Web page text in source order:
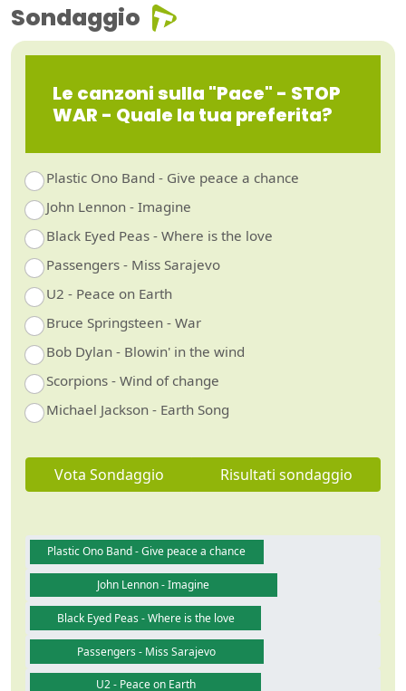
Sondaggio
Le canzoni sulla "Pace" - STOP
WAR - Quale la tua preferita?
Plastic Ono Band - Give peace a chance
John Lennon - Imagine
Black Eyed Peas - Where is the love
Passengers - Miss Sarajevo
U2 - Peace on Earth
Bruce Springsteen - War
Bob Dylan - Blowin' in the wind
Scorpions - Wind of change
Michael Jackson - Earth Song
Vota Sondaggio Risultati sondaggio
Plastic Ono Band - Give peace a chance
John Lennon - Imagine
Black Eyed Peas - Where is the love
Passengers - Miss Sarajevo
U2 - Peace on Earth